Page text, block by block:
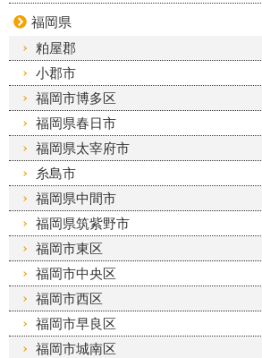
福岡県
粕屋郡
小郡市
福岡市博多区
福岡県春日市
福岡県太宰府市
糸島市
福岡県中間市
福岡県筑紫野市
福岡市東区
福岡市中央区
福岡市西区
福岡市早良区
福岡市城南区